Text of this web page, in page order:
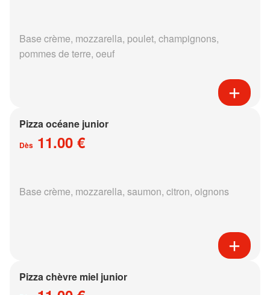
Base crème, mozzarella, poulet, champignons,
pommes de terre, oeuf
Pizza océane junior
Dès 11.00 €
Base crème, mozzarella, saumon, citron, oignons
Pizza chèvre miel junior